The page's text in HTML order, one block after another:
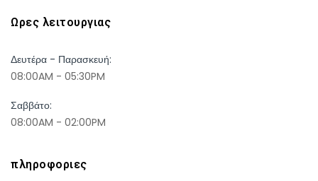
Ωρες λειτουργιας
Δευτέρα - Παρασκευή:
08:00AM - 05:30PM
Σαββάτο:
08:00AM - 02:00PM
πληροφοριες